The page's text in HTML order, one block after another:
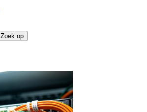
Zoek op